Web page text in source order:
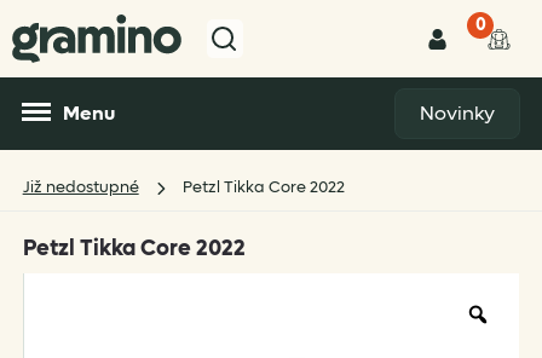
0
Menu Novinky
Již nedostupné Petzl Tikka Core 2022
Petzl Tikka Core 2022